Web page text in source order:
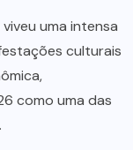
uma intensa
culturais
como uma das